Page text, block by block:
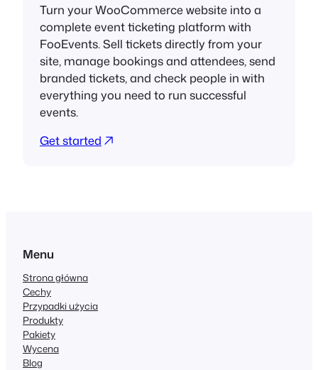
Turn your WooCommerce website into a
complete event ticketing platform with
FooEvents. Sell tickets directly from your
site, manage bookings and attendees, send
branded tickets, and check people in with
everything you need to run successful
events.
Get started
Menu
Strona główna
Cechy
Przypadki użycia
Produkty
Pakiety
Wycena
Blog